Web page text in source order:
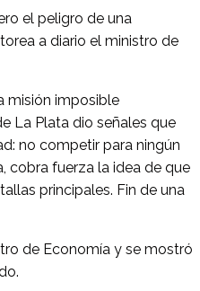
el peligro de una
a diario el ministro de
misión imposible
La Plata dio señales que
no competir para ningún
cobra fuerza la idea de que
principales. Fin de una
de Economía y se mostró